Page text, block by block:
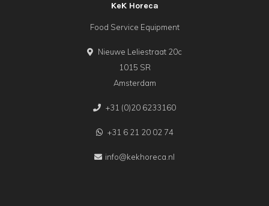
KeK Horeca
Food Service Equipment
Nieuwe Leliestraat 20c
1015 SR
Amsterdam
+31 (0)20 6233160
+31 6 21 20 02 74
info@kekhoreca.nl